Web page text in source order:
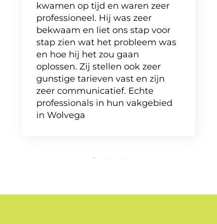
kwamen op tijd en waren zeer
professioneel. Hij was zeer
bekwaam en liet ons stap voor
stap zien wat het probleem was
en hoe hij het zou gaan
oplossen. Zij stellen ook zeer
gunstige tarieven vast en zijn
zeer communicatief. Echte
professionals in hun vakgebied
in Wolvega